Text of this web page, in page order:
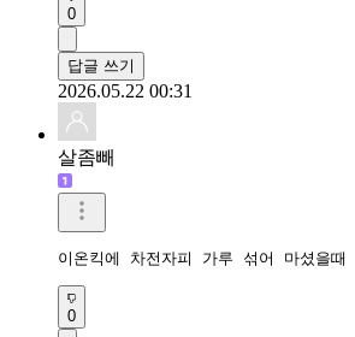
0
답글 쓰기
2026.05.22 00:31
살좀빼
이온킥에 차전자피 가루 섞어 마셨을
0